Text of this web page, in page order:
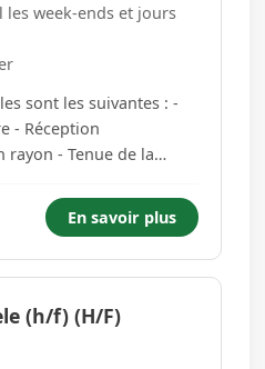
les week-ends et jours
sont les suivantes : -
En savoir plus
(h/f) (H/F)